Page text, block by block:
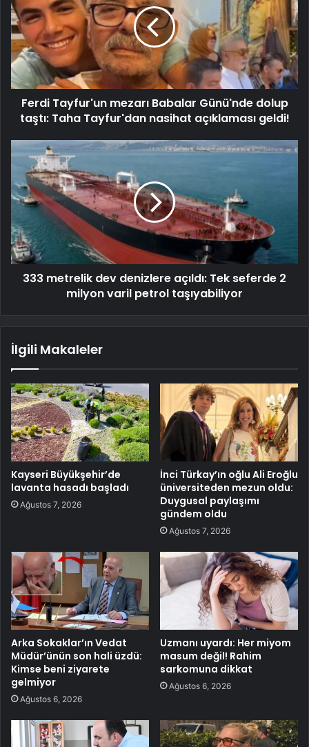
Ferdi Tayfur'un mezarı Babalar Günü'nde dolup
taştı: Taha Tayfur'dan nasihat açıklaması geldi!
333 metrelik dev denizlere açıldı: Tek seferde 2
milyon varil petrol taşıyabiliyor
İlgili Makaleler
Kayseri Büyükşehir’de
lavanta hasadı başladı
Ağustos 7, 2026
İnci Türkay’ın oğlu Ali Eroğlu
üniversiteden mezun oldu:
Duygusal paylaşımı
gündem oldu
Ağustos 7, 2026
Arka Sokaklar’ın Vedat
Müdür’ünün son hali üzdü:
Kimse beni ziyarete
gelmiyor
Ağustos 6, 2026
Uzmanı uyardı: Her miyom
masum değil! Rahim
sarkomuna dikkat
Ağustos 6, 2026